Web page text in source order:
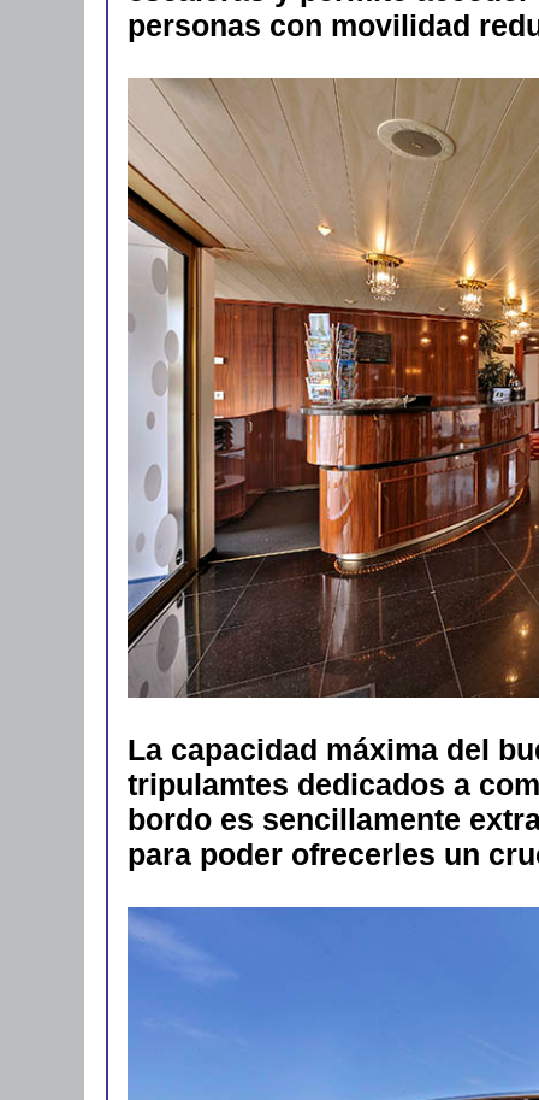
personas con movilidad
La capacidad máxima del
tripulamtes dedicados a
bordo es sencillamente
para poder ofrecerles un